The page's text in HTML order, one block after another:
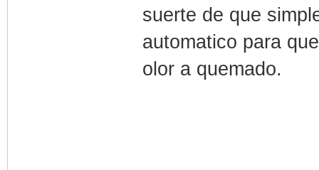
suerte de que
automatico para
olor a quemado.